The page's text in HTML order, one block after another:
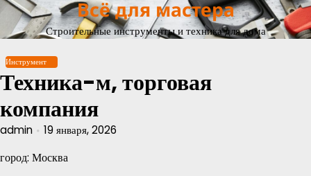
Перейти
содержимому
Всё для мастера
Строительные инструменты и техника для дома
Инструмент
Техника-м, торговая
компания
admin 19 января, 2026
город: Москва